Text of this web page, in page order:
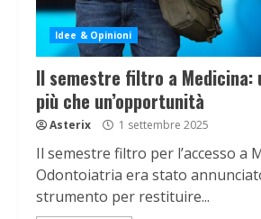
Idee & Opinioni
Il semestre filtro a Medicina:
più che un’opportunità
Asterix 1 settembre 2025
Il semestre filtro per l’accesso a
Odontoiatria era stato
strumento per restituire...